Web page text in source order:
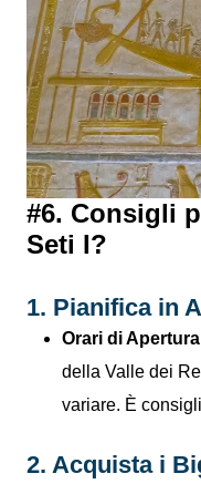
#6. Consigli
Seti I?
1. Pianifica in
Orari di Apertura
della Valle dei
variare. È
2. Acquista i